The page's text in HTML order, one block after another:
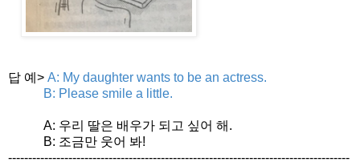
답 예> A: My daughter wants to be an actress.
B: Please smile a little.
A: 우리 딸은 배우가 되고 싶어 해.
B: 조금만 웃어 봐!
-------------------------------------------------------------------------------------